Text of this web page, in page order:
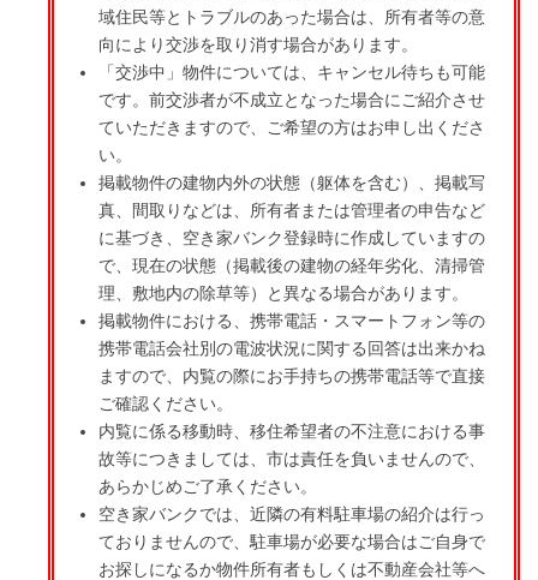
域住民等とトラブルのあった場合は、所有者等の意
向により交渉を取り消す場合があります。
「交渉中」物件については、キャンセル待ちも可能
です。前交渉者が不成立となった場合にご紹介させ
ていただきますので、ご希望の方はお申し出くださ
い。
掲載物件の建物内外の状態（躯体を含む）、掲載写
真、間取りなどは、所有者または管理者の申告など
に基づき、空き家バンク登録時に作成していますの
で、現在の状態（掲載後の建物の経年劣化、清掃管
理、敷地内の除草等）と異なる場合があります。
掲載物件における、携帯電話・スマートフォン等の
携帯電話会社別の電波状況に関する回答は出来かね
ますので、内覧の際にお手持ちの携帯電話等で直接
ご確認ください。
内覧に係る移動時、移住希望者の不注意における事
故等につきましては、市は責任を負いませんので、
あらかじめご了承ください。
空き家バンクでは、近隣の有料駐車場の紹介は行っ
ておりませんので、駐車場が必要な場合はご自身で
お探しになるか物件所有者もしくは不動産会社等へ